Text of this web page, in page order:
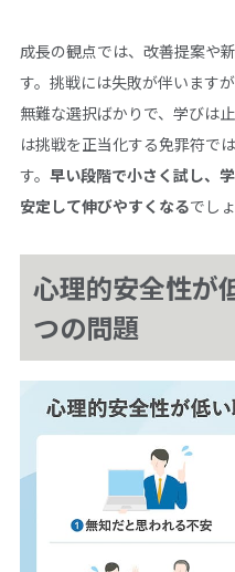
成長の観点では、改善提案や
す。挑戦には失敗が伴います
無難な選択ばかりで、学びは
は挑戦を正当化する免罪符で
す。 早い段階で小さく試し、
安定して伸びやすくなるでしょ
心理的安全性が
つの問題